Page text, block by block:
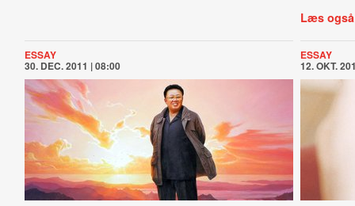
Læs
ESSAY
30. DEC. 2011 | 08:00
ESSAY
12. OKT.